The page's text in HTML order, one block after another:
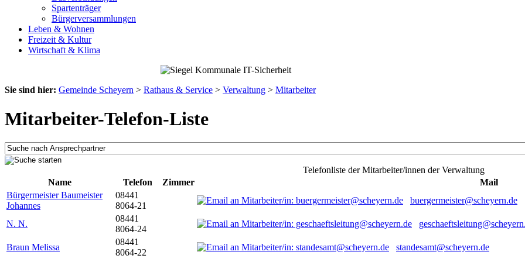
Spartenträger
Bürgerversammlungen
Leben & Wohnen
Freizeit & Kultur
Wirtschaft & Klima
Sie sind hier: Gemeinde Scheyern > Rathaus & Service > Verwaltung > Mitarbeiter
Mitarbeiter-Telefon-Liste
Telefonliste der Mitarbeiter/innen der Verwaltung
Name
Telefon Zimmer
Mail
Bürgermeister Baumeister
Johannes
08441
8064-21
buergermeister@scheyern.de
N. N.
08441
8064-24
Braun Melissa
08441
8064-22
standesamt@scheyern.de